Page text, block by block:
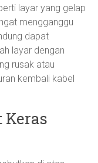
layar yang gelap
mengganggu
dapat
layar dengan
rusak atau
kembali kabel
Keras